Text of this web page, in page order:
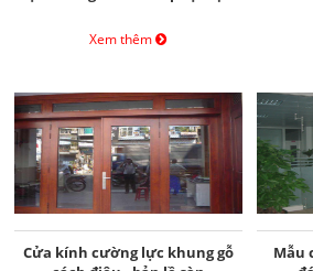
Xem thêm
Cửa kính cường lực khung gỗ
Mẫu